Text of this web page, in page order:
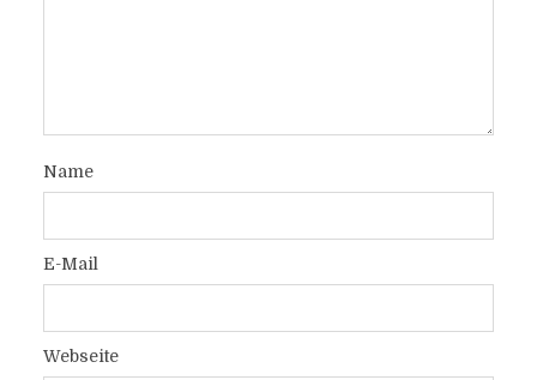
Name
E-Mail
Webseite